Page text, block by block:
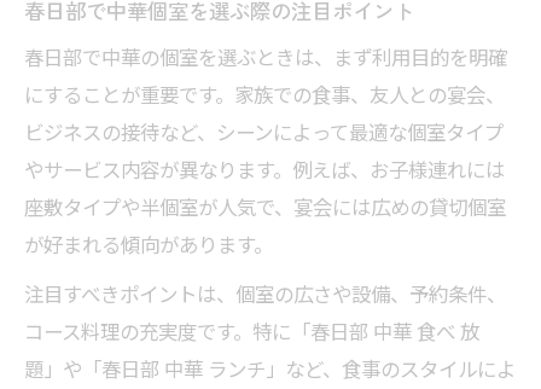
春日部で中華個室を選ぶ際の注目ポイント
春日部で中華の個室を選ぶときは、まず利用目的を明確
にすることが重要です。家族での食事、友人との宴会、
ビジネスの接待など、シーンによって最適な個室タイプ
やサービス内容が異なります。例えば、お子様連れには
座敷タイプや半個室が人気で、宴会には広めの貸切個室
が好まれる傾向があります。
注目すべきポイントは、個室の広さや設備、予約条件、
コース料理の充実度です。特に「春日部 中華 食べ 放
題」や「春日部 中華 ランチ」など、食事のスタイルによ